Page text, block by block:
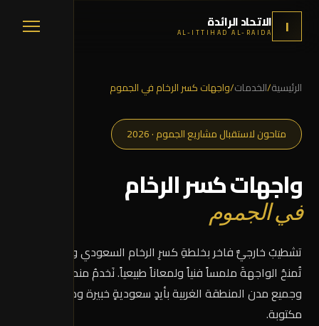
ا الاتحاد الرائدة
AL-ITTIHAD AL-RAIDA
الرئيسية/الخدمات/واجهات كسر الرخام في الجموم
متاحون لاستقبال مشاريع الجموم · 2026
واجهات كسر الرخام
في الجموم
تشطيبٌ خارجيٌّ فاخر بخلطةِ كسرِ الرخام السعودي والإسباني،
تُمنحُ الواجهةَ ملمساً فنياً ولمعاناً طبيعياً. نَخدمُ منطقة
وجميع مدن المنطقة الغربية بأيدٍ سعوديةٍ خبيرة وضماناتٍ
مكتوبة.